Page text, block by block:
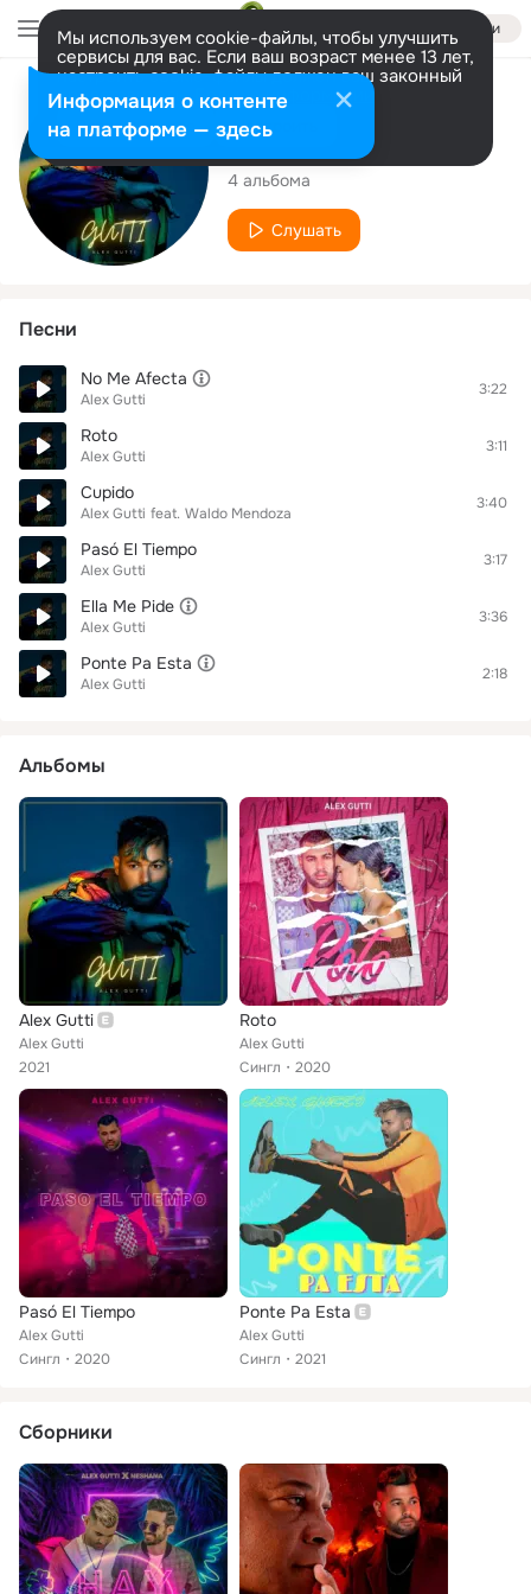
Войти
Мы используем cookie-файлы, чтобы улучшить
сервисы для вас. Если ваш возраст менее 13 лет,
настроить cookie-файлы должен ваш законный
представитель. Больше информации
Разрешить все Настроить
Исполнитель
Alex Gutti
4 альбома
Слушать
Песни
No Me Afecta
Alex Gutti
3:22
Roto
Alex Gutti
3:11
Cupido
Alex Gutti feat. Waldo Mendoza
3:40
Pasó El Tiempo
Alex Gutti
3:17
Ella Me Pide
Alex Gutti
3:36
Ponte Pa Esta
Alex Gutti
2:18
Альбомы
Alex Gutti
Alex Gutti
2021
Roto
Alex Gutti
Сингл
2020
Pasó El Tiempo
Alex Gutti
Сингл
2020
Ponte Pa Esta
Alex Gutti
Сингл
2021
Сборники
Информация о контенте
на платформе — здесь